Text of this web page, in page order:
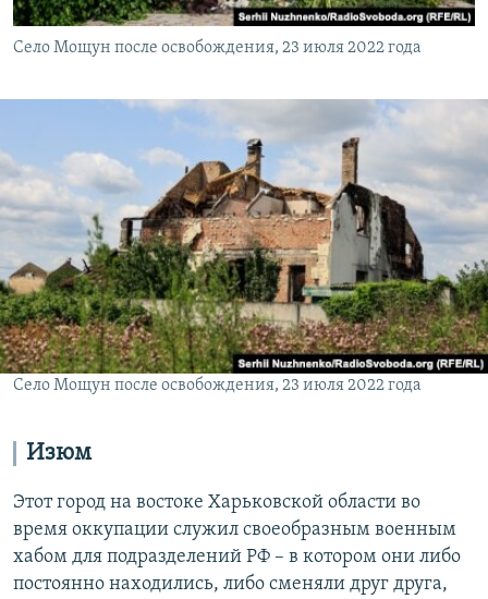
Село Мощун после освобождения, 23 июля 2022 года
Село Мощун после освобождения, 23 июля 2022 года
Изюм
Этот город на востоке Харьковской области во
время оккупации служил своеобразным военным
хабом для подразделений РФ – в котором они либо
постоянно находились, либо сменяли друг друга,